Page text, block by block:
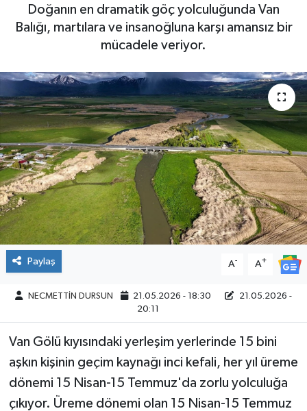
Doğanın en dramatik göç yolculuğunda Van
Balığı, martılara ve insanoğluna karşı amansız bir
mücadele veriyor.
Paylaş A- A+
NECMETTİN DURSUN 21.05.2026 - 18:30
21.05.2026 -
20:11
Van Gölü kıyısındaki yerleşim yerlerinde 15 bini
aşkın kişinin geçim kaynağı inci kefali, her yıl üreme
dönemi 15 Nisan-15 Temmuz'da zorlu yolculuğa
çıkıyor. Üreme dönemi olan 15 Nisan-15 Temmuz